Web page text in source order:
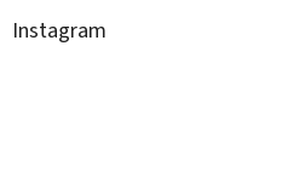
Instagram